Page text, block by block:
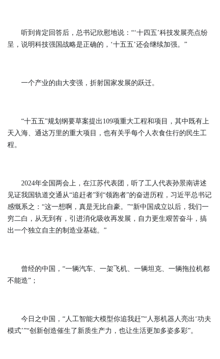
听到肯定回答后，总书记欣慰地说：“‘十四五’科技发展亮点纷
呈，说明科技强国战略是正确的，‘十五五’还会继续加强。”
一个产业的由大变强，折射国家发展的跃迁。
“十五五”规划纲要草案提出109项重大工程和项目，其中既有上
天入海、通达万里的重大项目，也有关乎每个人衣食住行的民生工
程。
2024年全国两会上，在江苏代表团，听了工人代表孙景南讲述
见证我国轨道交通从“追赶者”到“领跑者”的奋进历程，习近平总书记
感慨系之：“这一想啊，真是无比自豪。”“新中国成立以后，我们一
穷二白，从无到有，引进消化吸收再发展，自力更生艰苦奋斗，搞
出一个独立自主的制造业基础。”
曾经的中国，“一辆汽车、一架飞机、一辆坦克、一辆拖拉机都
不能造”；
今日之中国，“人工智能大模型你追我赶”“人形机器人亮出‘功夫
模式’”“创新创造催生了新质生产力，也让生活更加多姿多彩”。